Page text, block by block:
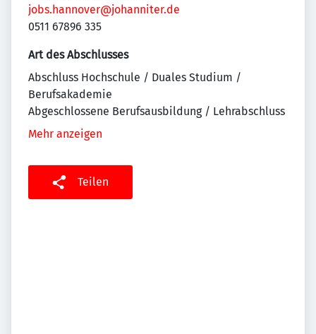
jobs.hannover@johanniter.de
0511 67896 335
Art des Abschlusses
Abschluss Hochschule / Duales Studium /
Berufsakademie
Abgeschlossene Berufsausbildung / Lehrabschluss
Mehr anzeigen
Teilen